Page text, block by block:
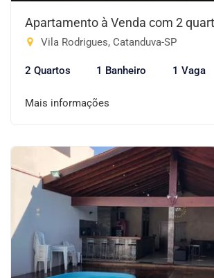
Apartamento à Venda com 2
Vila Rodrigues, Catanduva-SP
2 Quartos 1 Banheiro 1 Vaga
Mais informações